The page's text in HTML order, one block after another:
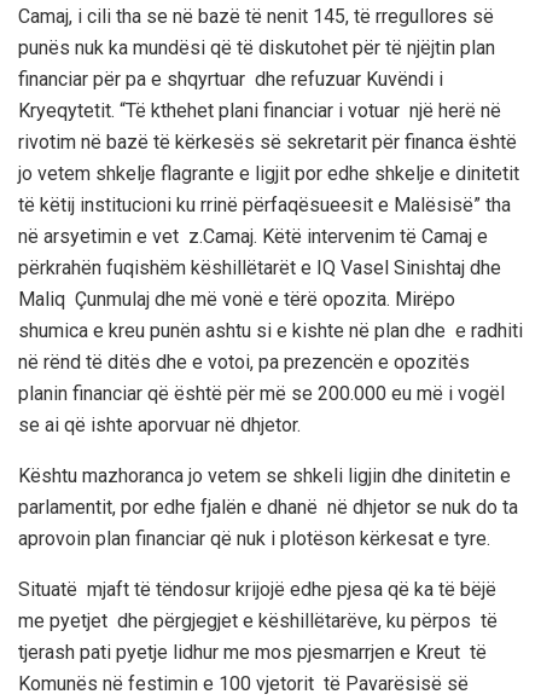
Camaj, i cili tha se në bazë të nenit 145, të rregullores së
punës nuk ka mundësi që të diskutohet për të njëjtin plan
financiar për pa e shqyrtuar dhe refuzuar Kuvëndi i
Kryeqytetit. “Të kthehet plani financiar i votuar një herë në
rivotim në bazë të kërkesës së sekretarit për financa është
jo vetem shkelje flagrante e ligjit por edhe shkelje e dinitetit
të këtij institucioni ku rrinë përfaqësueesit e Malësisë” tha
në arsyetimin e vet z.Camaj. Këtë intervenim të Camaj e
përkrahën fuqishëm këshillëtarët e IQ Vasel Sinishtaj dhe
Maliq Çunmulaj dhe më vonë e tërë opozita. Mirëpo
shumica e kreu punën ashtu si e kishte në plan dhe e radhiti
në rënd të ditës dhe e votoi, pa prezencën e opozitës
planin financiar që është për më se 200.000 eu më i vogël
se ai që ishte aporvuar në dhjetor.
Kështu mazhoranca jo vetem se shkeli ligjin dhe dinitetin e
parlamentit, por edhe fjalën e dhanë në dhjetor se nuk do ta
aprovoin plan financiar që nuk i plotëson kërkesat e tyre.
Situatë mjaft të tëndosur krijojë edhe pjesa që ka të bëjë
me pyetjet dhe përgjegjet e këshillëtarëve, ku përpos të
tjerash pati pyetje lidhur me mos pjesmarrjen e Kreut të
Komunës në festimin e 100 vjetorit të Pavarësisë së